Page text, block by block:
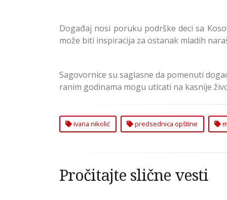
Događaj nosi poruku podrške deci sa
može biti inspiracija za ostanak mladih
Sagovornice su saglasne da pomenuti
ranim godinama mogu uticati na kasnije
ivana nikolić predsednica opštine
Pročitajte slične vesti